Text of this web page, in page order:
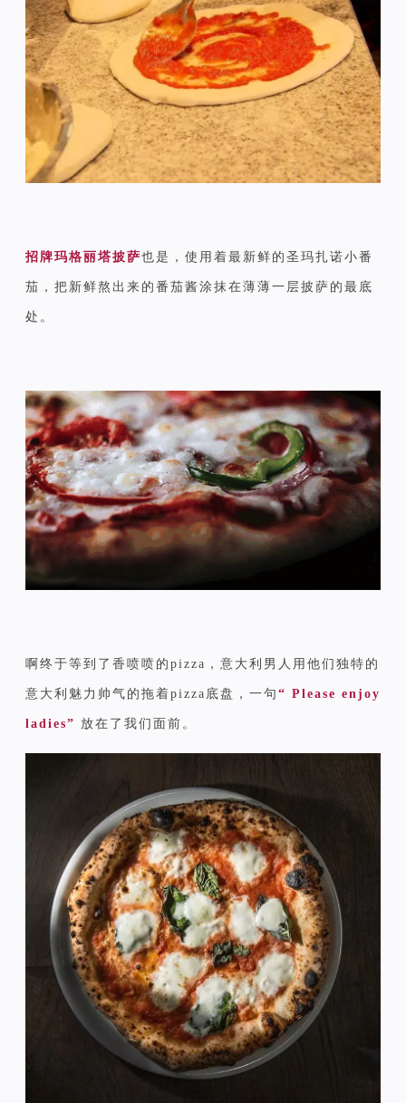
招牌玛格丽塔披萨也是，使用着最新鲜的圣玛扎诺小番
茄，把新鲜熬出来的番茄酱涂抹在薄薄一层披萨的最底
处。
啊终于等到了香喷喷的pizza，意大利男人用他们独特的
意大利魅力帅气的拖着pizza底盘，一句 “ Please enjoy
ladies” 放在了我们面前。